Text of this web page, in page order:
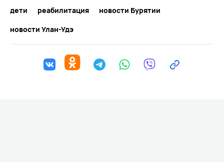
дети реабилитация
новости Бурятии
новости Улан-Удэ